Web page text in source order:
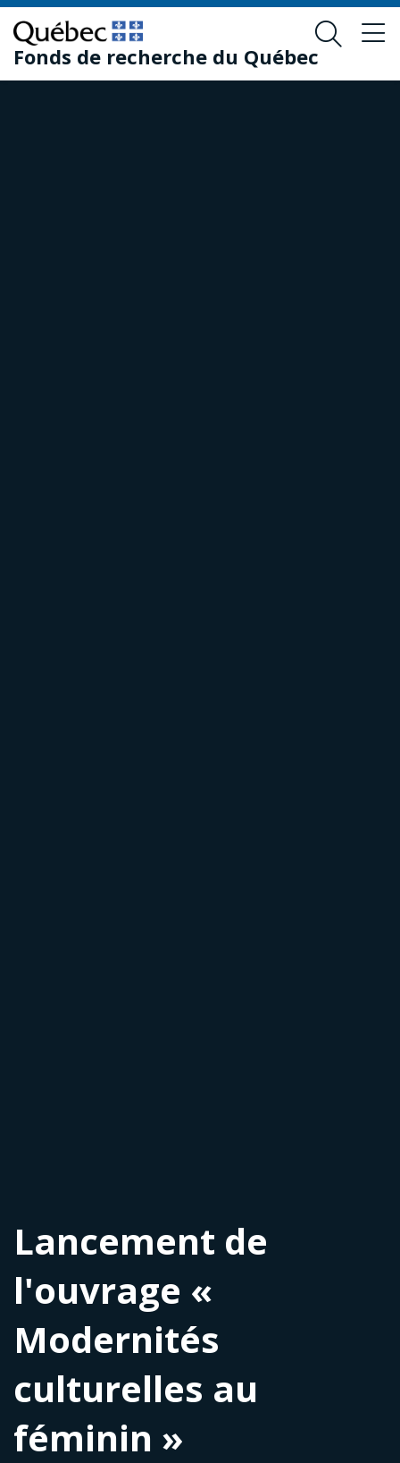
Passer
au
contenu
principal
Passer
au
pied
de
Fonds de recherche du Québec
Lancement de
l'ouvrage «
Modernités
culturelles au
féminin »